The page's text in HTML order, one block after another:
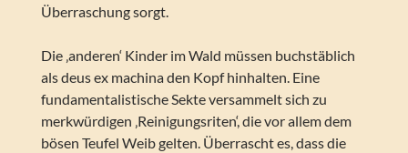
Überraschung sorgt.
Die ‚anderen‘ Kinder im Wald müssen buchstäblich
als deus ex machina den Kopf hinhalten. Eine
fundamentalistische Sekte versammelt sich zu
merkwürdigen ‚Reinigungsriten‘, die vor allem dem
bösen Teufel Weib gelten. Überrascht es, dass die